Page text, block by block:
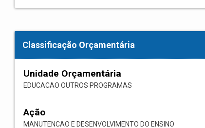
Classificação Orçamentária
Unidade Orçamentária
EDUCACAO OUTROS PROGRAMAS
Ação
MANUTENCAO E DESENVOLVIMENTO DO ENSINO